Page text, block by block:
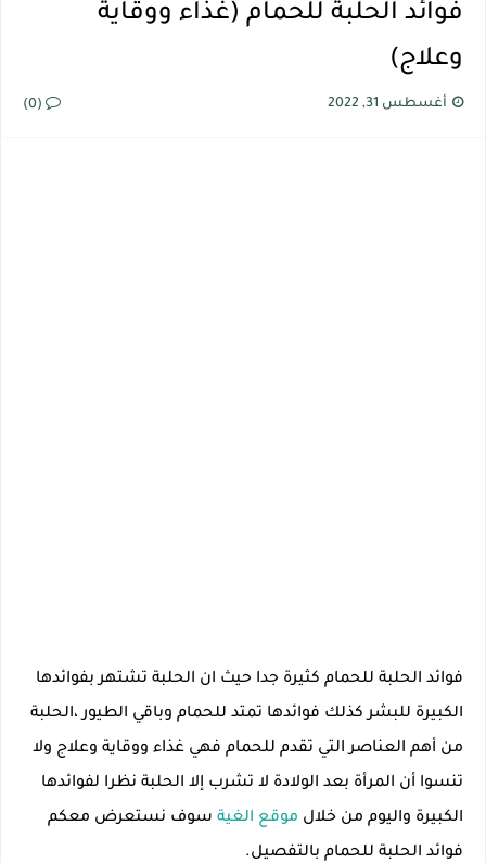
فوائد الحلبة للحمام (غذاء ووقاية
وعلاج)
أغسطس 31, 2022 (0)
فوائد الحلبة للحمام كثيرة جدا حيث ان الحلبة تشتهر بفوائدها
الكبيرة للبشر كذلك فوائدها تمتد للحمام وباقي الطيور ،الحلبة
من أهم العناصر التي تقدم للحمام فهي غذاء ووقاية وعلاج ولا
تنسوا أن المرأة بعد الولادة لا تشرب إلا الحلبة نظرا لفوائدها
الكبيرة واليوم من خلال موقع الغية سوف نستعرض معكم
فوائد الحلبة للحمام بالتفصيل.